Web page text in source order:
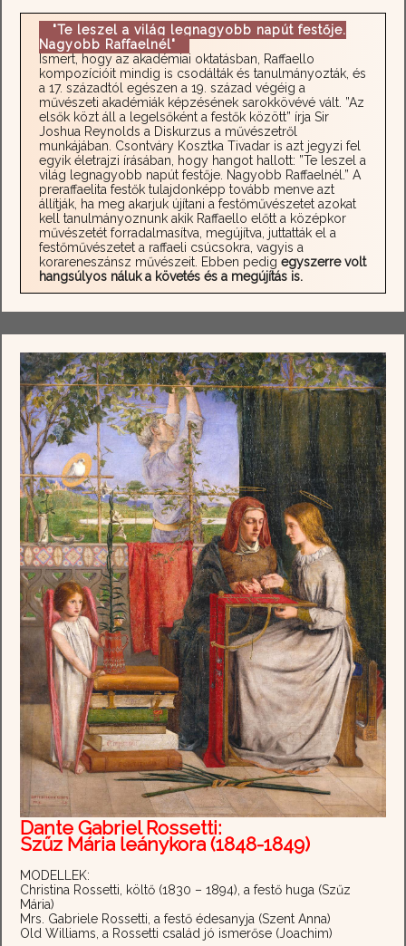
"Te leszel a világ legnagyobb napút festője.
Nagyobb Raffaelnél"
Ismert, hogy az akadémiai oktatásban, Raffaello
kompozícióit mindig is csodálták és tanulmányozták, és
a 17. századtól egészen a 19. század végéig a
művészeti akadémiák képzésének sarokkövévé vált. ”Az
elsők közt áll a legelsőként a festők között” írja Sir
Joshua Reynolds a Diskurzus a művészetről
munkájában. Csontváry Kosztka Tivadar is azt jegyzi fel
egyik életrajzi írásában, hogy hangot hallott: ”Te leszel a
világ legnagyobb napút festője. Nagyobb Raffaelnél.” A
preraffaelita festők tulajdonképp tovább menve azt
állítják, ha meg akarjuk újítani a festőművészetet azokat
kell tanulmányoznunk akik Raffaello előtt a középkor
művészetét forradalmasítva, megújítva, juttatták el a
festőművészetet a raffaeli csúcsokra, vagyis a
korareneszánsz művészeit. Ebben pedigegyszerre volt
hangsúlyos náluk a követés és a megújítás is.
Dante Gabriel Rossetti:
Szűz Mária leánykora (1848-1849)
MODELLEK:
Christina Rossetti, költő (1830 – 1894), a festő huga (Szűz
Mária)
Mrs. Gabriele Rossetti, a festő édesanyja (Szent Anna)
Old Williams, a Rossetti család jó ismerőse (Joachim)